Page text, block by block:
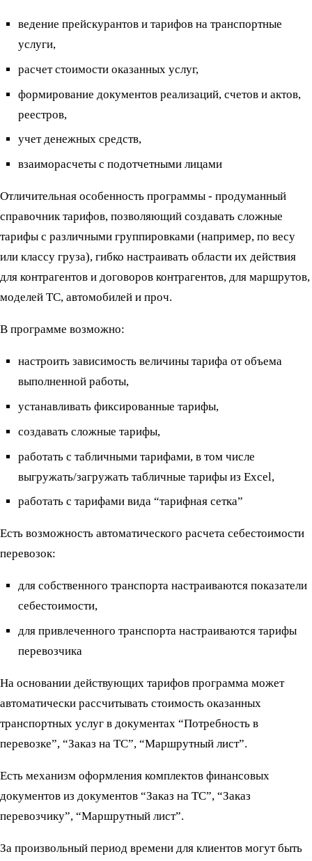
ведение прейскурантов и тарифов на транспортные
услуги,
расчет стоимости оказанных услуг,
формирование документов реализаций, счетов и актов,
реестров,
учет денежных средств,
взаиморасчеты с подотчетными лицами
Отличительная особенность программы - продуманный
справочник тарифов, позволяющий создавать сложные
тарифы с различными группировками (например, по весу
или классу груза), гибко настраивать области их действия
для контрагентов и договоров контрагентов, для маршрутов,
моделей ТС, автомобилей и проч.
В программе возможно:
настроить зависимость величины тарифа от объема
выполненной работы,
устанавливать фиксированные тарифы,
создавать сложные тарифы,
работать с табличными тарифами, в том числе
выгружать/загружать табличные тарифы из Excel,
работать с тарифами вида “тарифная сетка”
Есть возможность автоматического расчета себестоимости
перевозок:
для собственного транспорта настраиваются показатели
себестоимости,
для привлеченного транспорта настраиваются тарифы
перевозчика
На основании действующих тарифов программа может
автоматически рассчитывать стоимость оказанных
транспортных услуг в документах “Потребность в
перевозке”, “Заказ на ТС”, “Маршрутный лист”.
Есть механизм оформления комплектов финансовых
документов из документов “Заказ на ТС”, “Заказ
перевозчику”, “Маршрутный лист”.
За произвольный период времени для клиентов могут быть